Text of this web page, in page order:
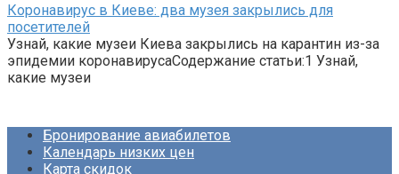
Коронавирус в Киеве: два музея закрылись для
посетителей
Узнай, какие музеи Киева закрылись на карантин из-за
эпидемии коронавирусаСодержание статьи:1 Узнай,
какие музеи
Бронирование авиабилетов
Календарь низких цен
Карта скидок